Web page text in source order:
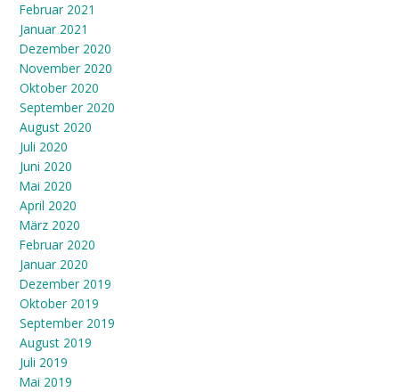
Februar 2021
Januar 2021
Dezember 2020
November 2020
Oktober 2020
September 2020
August 2020
Juli 2020
Juni 2020
Mai 2020
April 2020
März 2020
Februar 2020
Januar 2020
Dezember 2019
Oktober 2019
September 2019
August 2019
Juli 2019
Mai 2019